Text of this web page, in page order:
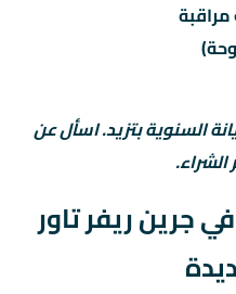
السنوية بتزيد. اسأل عن
جرين ريفر تاور